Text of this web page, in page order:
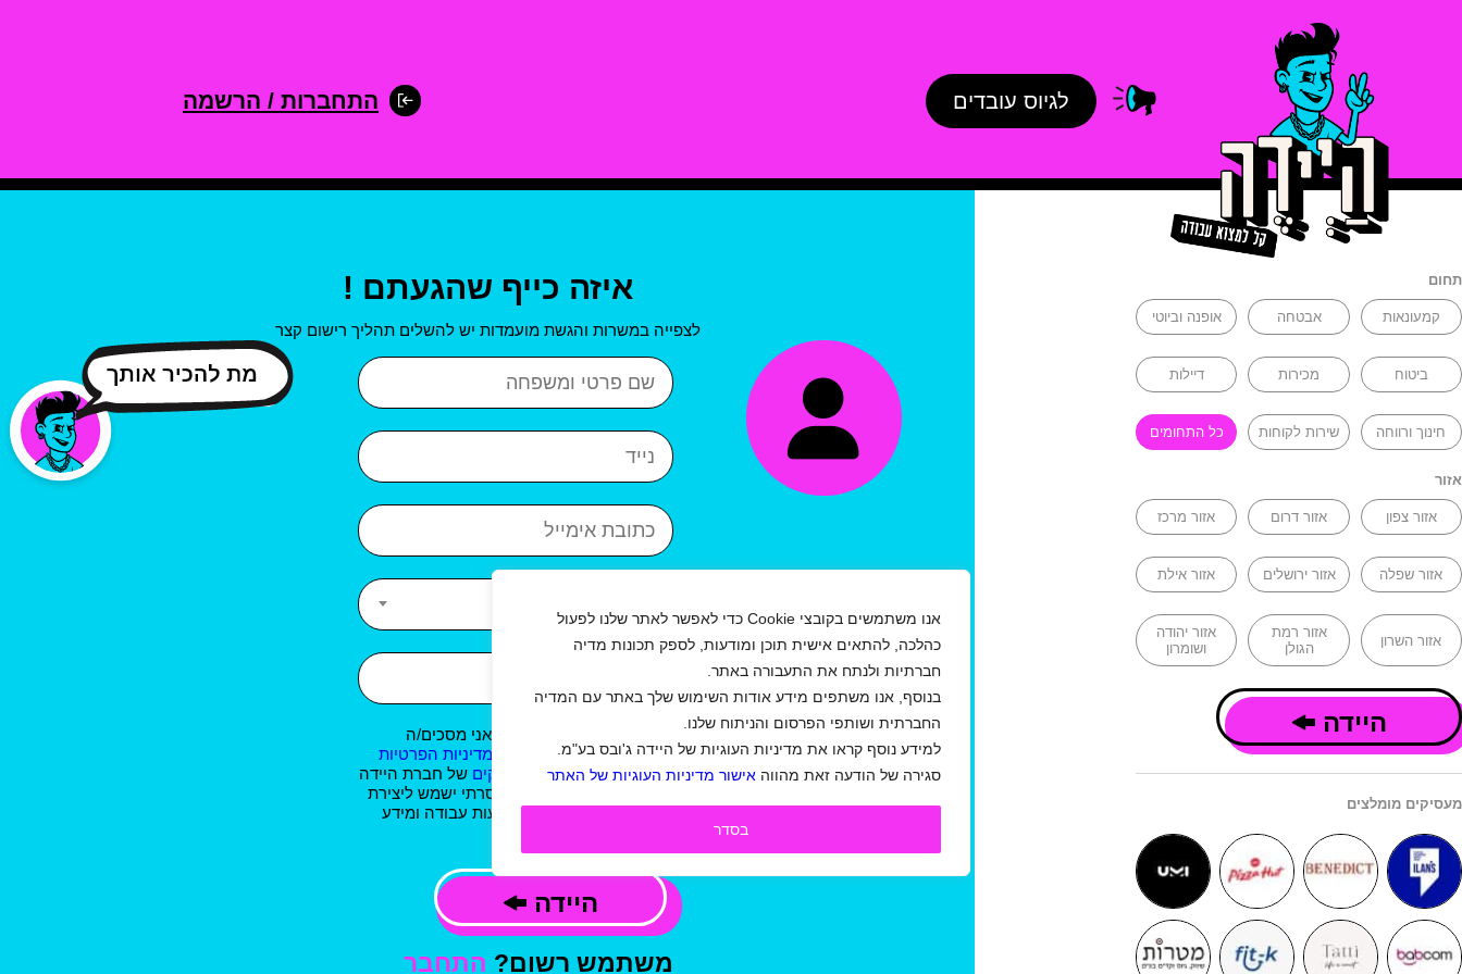
אנו משתמשים בקובצי Cookie כדי לאפשר לאתר שלנו לפעול
כהלכה, להתאים אישית תוכן ומודעות, לספק תכונות מדיה
חברתיות ולנתח את התעבורה באתר.
בנוסף, אנו משתפים מידע אודות השימוש שלך באתר עם המדיה
החברתית ושותפי הפרסום והניתוח שלנו.
למידע נוסף קראו את מדיניות העוגיות של היידה ג'ובס בע"מ.
סגירה של הודעה זאת מהווה אישור מדיניות העוגיות של האתר
בסדר
לגיוס עובדים התחברות / הרשמה
תחום
קמעונאות אבטחה אופנה וביוטי
ביטוח מכירות דיילות
חינוך ורווחה שירות לקוחות כל התחומים
אזור
אזור צפון אזור דרום אזור מרכז
אזור שפלה אזור ירושלים אזור אילת
אזור השרון
אזור רמת
הגולן
אזור יהודה
ושומרון
היידה
מעסיקים מומלצים
איזה כייף שהגעתם !
לצפייה במשרות והגשת מועמדות יש להשלים תהליך רישום קצר
שם פרטי ושם משפחה
נייד
כתובת אימייל
אני מאשר/ת כי קראתי ואני מסכים/ה
לתקנון תנאי שימוש באתר/ מדיניות הפרטיות
ותנאי שימוש באתר למעסיקים של חברת היידה
ג'ובס בע"מ, וכי המידע שמסרתי ישמש ליצירת
קשר, לשליחת עדכונים,הצעות עבודה ומידע
היידה
משתמש רשום? התחבר